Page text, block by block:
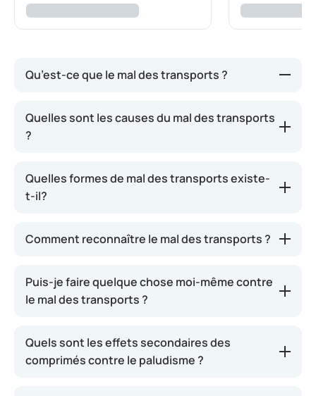
Qu’est-ce que le mal des transports ?
fois le mal de voiture, le mal de l’air et le mal de mer.
Ces trois formes ont la même origine : un moyen de
considérablement votre organe de l’équilibre. Cela
provoque des nausées et des vomissements. La
disparaît généralement dès que le voyage est
Quelles sont les causes du mal des transports
?
Quelles formes de mal des transports existe-
t-il?
Comment reconnaître le mal des transports ?
Puis-je faire quelque chose moi-même contre
le mal des transports ?
Quels sont les effets secondaires des
comprimés contre le paludisme ?